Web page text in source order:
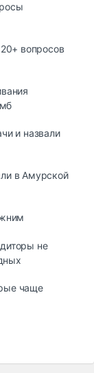
20+ вопросов
и назвали
в Амурской
не
чаще